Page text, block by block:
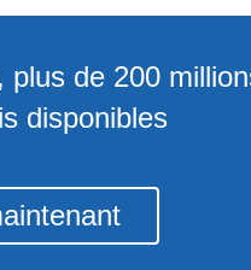
de 200
disponibles